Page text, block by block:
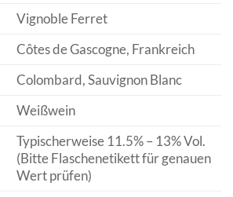
Vignoble Ferret
Côtes de Gascogne, Frankreich
Colombard, Sauvignon Blanc
Weißwein
Typischerweise 11.5% – 13% Vol.
(Bitte Flaschenetikett für genauen
Wert prüfen)